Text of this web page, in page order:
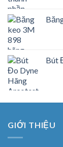
Bút
GIỚI THIỆU